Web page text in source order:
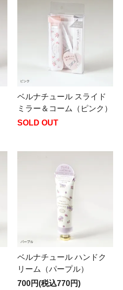
ベルナチュール スライド
ミラー＆コーム（ピンク）
SOLD OUT
ベルナチュール ハンドク
リーム（パープル）
700円(税込770円)